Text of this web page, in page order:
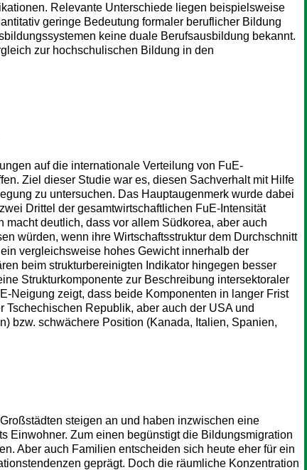
Relevante Unterschiede liegen beispielsweise
geringe Bedeutung formaler beruflicher Bildung
keine duale Berufsausbildung bekannt.
zur hochschulischen Bildung in den
auf die internationale Verteilung von FuE-
Ziel dieser Studie war es, diesen Sachverhalt mit Hilfe
zu untersuchen. Das Hauptaugenmerk wurde dabei
Drittel der gesamtwirtschaftlichen FuE-Intensität
deutlich, dass vor allem Südkorea, aber auch
würden, wenn ihre Wirtschaftsstruktur dem Durchschnitt
vergleichsweise hohes Gewicht innerhalb der
beim strukturbereinigten Indikator hingegen besser
Strukturkomponente zur Beschreibung intersektoraler
Neigung zeigt, dass beide Komponenten in langer Frist
Republik, aber auch der USA und
bzw. schwächere Position (Kanada, Italien, Spanien,
steigen an und haben inzwischen eine
Einwohner. Zum einen begünstigt die Bildungsmigration
Aber auch Familien entscheiden sich heute eher für ein
geprägt. Doch die räumliche Konzentration